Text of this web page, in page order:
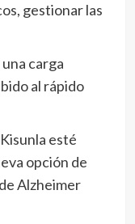
gestionar las
carga
al rápido
esté
opción de
Alzheimer